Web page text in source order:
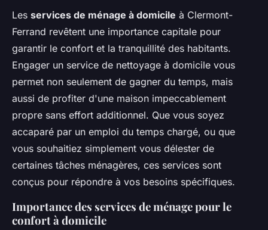
Les services de ménage à domicile à Clermont-
Ferrand revêtent une importance capitale pour
garantir le confort et la tranquillité des habitants.
Engager un service de nettoyage à domicile vous
permet non seulement de gagner du temps, mais
aussi de profiter d'une maison impeccablement
propre sans effort additionnel. Que vous soyez
accaparé par un emploi du temps chargé, ou que
vous souhaitiez simplement vous délester de
certaines tâches ménagères, ces services sont
conçus pour répondre à vos besoins spécifiques.
Importance des services de ménage pour le
confort à domicile